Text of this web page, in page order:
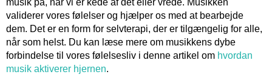
validerer vores følelser og hjælper os med at bearbejde
dem. Det er en form for selvterapi, der er tilgængelig for alle,
når som helst. Du kan læse mere om musikkens dybe
forbindelse til vores følelsesliv i denne artikel om hvordan
musik aktiverer hjernen.